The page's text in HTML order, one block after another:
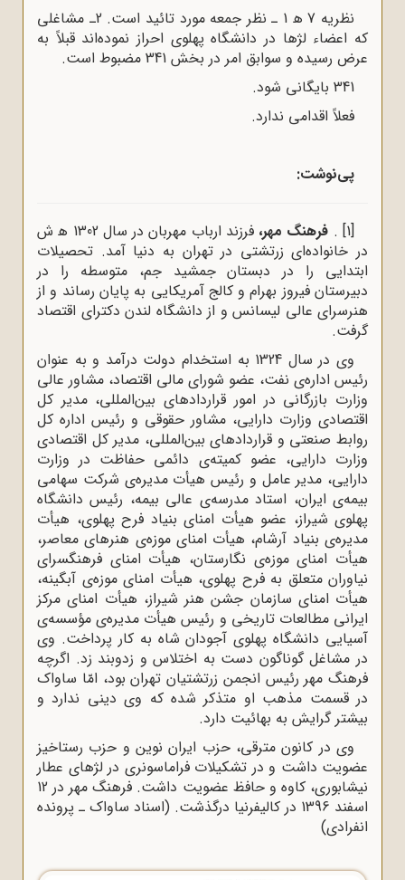
نظریه 7 ﻫ 1 ـ نظر جمعه مورد تائید است. 2ـ مشاغلی
که اعضاء لژها در دانشگاه پهلوی احراز نموده‌اند قبلاً به
عرض رسیده و سوابق امر در بخش 341 مضبوط است.
341 بایگانی شود.
فعلاً اقدامی ندارد.
پی‌نوشت:
[1]
. فرهنگ مهر،
فرزند ارباب مهربان در سال 1302 ‌ﻫ ش
در خانواده‌ای زرتشتی در تهران به دنیا آمد. تحصیلات
ابتدایی را در دبستان جمشید جم، متوسطه را در
دبیرستان فیروز بهرام و کالج آمریکایی به پایان رساند و از
هنرسرای عالی لیسانس و از دانشگاه لندن دکترای اقتصاد
گرفت.
وی در سال 1324 به استخدام دولت درآمد و به عنوان‌
رئیس اداره‌ی نفت، عضو شورای مالی اقتصاد، مشاور عالی
وزارت بازرگانی در امور قراردادهای بین‌المللی، مدیر کل
اقتصادی وزارت دارایی، مشاور حقوقی و رئیس اداره کل
روابط صنعتی و قراردادهای بین‌المللی، مدیر کل اقتصادی
وزارت دارایی، عضو کمیته‌ی دائمی حفاظت در وزارت
دارایی، مدیر عامل و رئیس هیأت مدیره‌ی شرکت سهامی
بیمه‌ی ایران، استاد مدرسه‌ی عالی بیمه، رئیس دانشگاه
پهلوی شیراز، عضو هیأت امنای بنیاد فرح پهلوی، هیأت
مدیره‌ی بنیاد آرشام، هیأت امنای موزه‌ی هنرهای معاصر،
هیأت امنای موزه‌ی نگارستان، هیأت امنای فرهنگسرای
نیاوران متعلق به فرح پهلوی، هیأت امنای موزه‌ی آبگینه،
هیأت امنای سازمان جشن هنر شیراز، هیأت امنای مرکز
ایرانی مطالعات تاریخی و رئیس هیأت مدیره‌ی مؤسسه‌ی
آسیایی دانشگاه پهلوی آجودان شاه به کار پرداخت. وی
در مشاغل گوناگون دست به اختلاس و زدوبند ‌زد. اگرچه
فرهنگ مهر رئیس انجمن زرتشتیان تهران بود، امّا ساواک
در قسمت مذهب او متذکر شده که وی دینی ندارد و
بیشتر گرایش به بهائیت دارد.
وی در کانون مترقی، حزب ایران نوین و حزب رستاخیز
عضویت داشت و در تشکیلات فراماسونری در لژهای عطار
نیشابوری، کاوه و حافظ عضویت داشت. فرهنگ مهر در 12
اسفند 1396 در کالیفرنیا درگذشت. (اسناد ساواک ـ پرونده
انفرادی)